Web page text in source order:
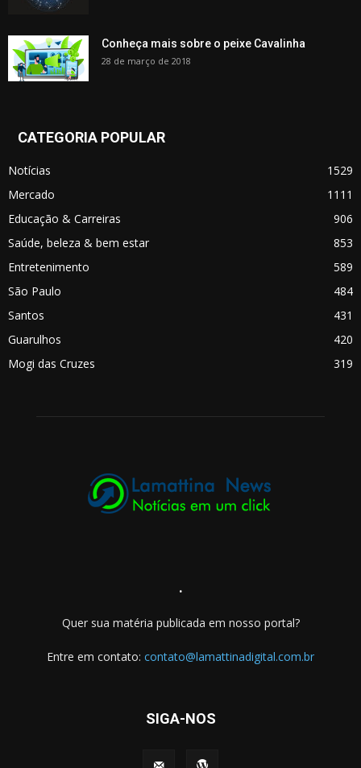
Conheça mais sobre o peixe Cavalinha
28 de março de 2018
CATEGORIA POPULAR
Notícias
1529
Mercado
1111
Educação & Carreiras
906
Saúde, beleza & bem estar
853
Entretenimento
589
São Paulo
484
Santos
431
Guarulhos
420
Mogi das Cruzes
319
.
Quer sua matéria publicada em nosso portal?
Entre em contato: contato@lamattinadigital.com.br
SIGA-NOS